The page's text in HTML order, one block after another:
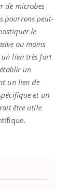
de microbes
pourrons peut-
le
ou moins
un lien très fort
un
un lien de
et un
être utile